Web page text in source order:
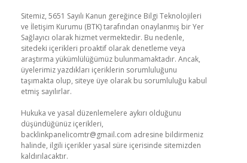
Sitemiz, 5651 Sayılı Kanun gereğince Bilgi Teknolojileri
ve İletişim Kurumu (BTK) tarafından onaylanmış bir Yer
Sağlayıcı olarak hizmet vermektedir. Bu nedenle,
sitedeki içerikleri proaktif olarak denetleme veya
araştırma yükümlülüğümüz bulunmamaktadır. Ancak,
üyelerimiz yazdıkları içeriklerin sorumluluğunu
taşımakta olup, siteye üye olarak bu sorumluluğu kabul
etmiş sayılırlar.
Hukuka ve yasal düzenlemelere aykırı olduğunu
düşündüğünüz içerikleri,
backlinkpanelicomtr@gmail.com adresine bildirmeniz
halinde, ilgili içerikler yasal süre içerisinde sitemizden
kaldırılacaktır.